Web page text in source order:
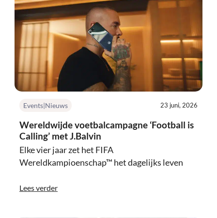
Events|Nieuws 23 juni, 2026
Wereldwijde voetbalcampagne ‘Football is
Calling’ met J.Balvin
Elke vier jaar zet het FIFA
Wereldkampioenschap™ het dagelijks leven
Lees verder